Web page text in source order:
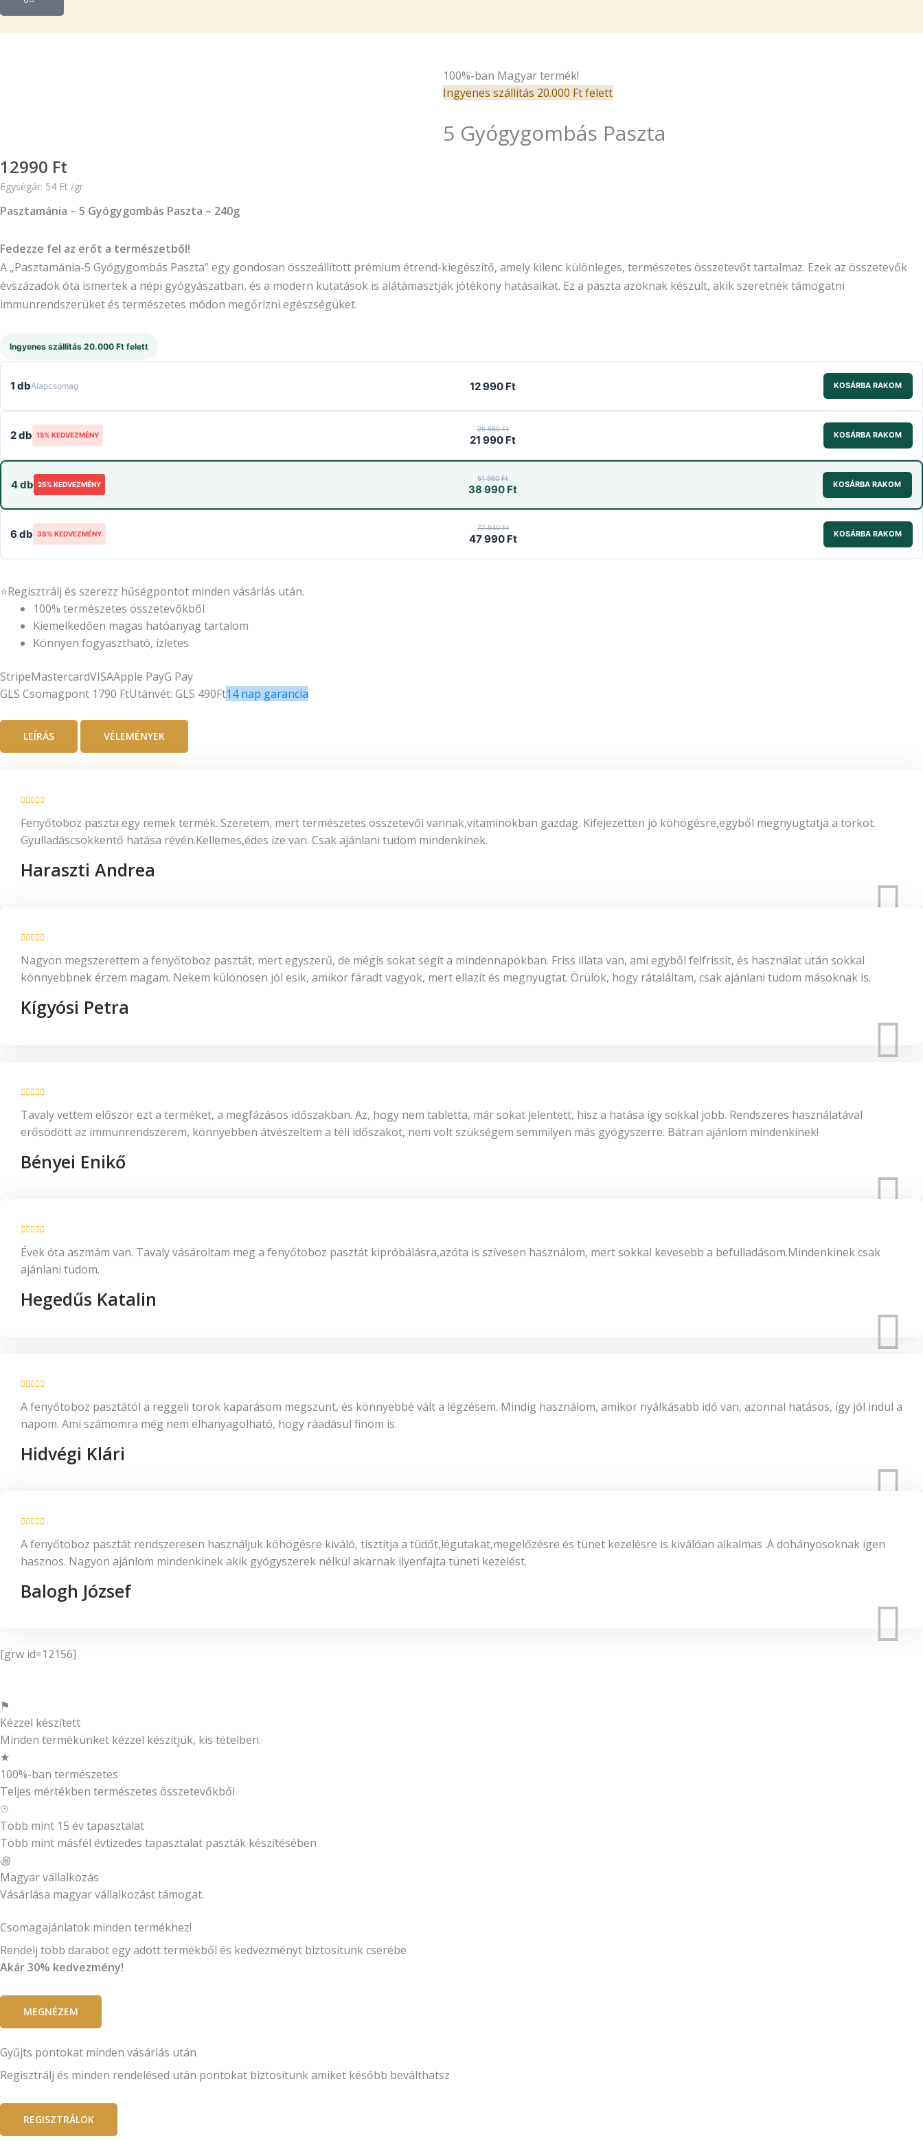
100%-ban Magyar termék!
Ingyenes szállítás 20.000 Ft felett
5 Gyógygombás Paszta
12990 Ft
Egységár: 54 Ft /gr
Pasztamánia – 5 Gyógygombás Paszta – 240g
Fedezze fel az erőt a természetből!
A „Pasztamánia-5 Gyógygombás Paszta” egy gondosan összeállított prémium étrend-kiegészítő, amely kilenc különleges, természetes összetevőt tartalmaz. Ezek az összetevők
évszázadok óta ismertek a népi gyógyászatban, és a modern kutatások is alátámasztják jótékony hatásaikat. Ez a paszta azoknak készült, akik szeretnék támogatni
immunrendszerüket és természetes módon megőrizni egészségüket.
Ingyenes szállítás 20.000 Ft felett
1 dbAlapcsomag 12 990 Ft KOSÁRBA RAKOM
2 db 15% KEDVEZMÉNY
25 980 Ft
21 990 Ft KOSÁRBA RAKOM
4 db 25% KEDVEZMÉNY
51 960 Ft
38 990 Ft KOSÁRBA RAKOM
6 db 38% KEDVEZMÉNY
77 940 Ft
47 990 Ft KOSÁRBA RAKOM
⭐Regisztrálj és szerezz hűségpontot minden vásárlás után.
100% természetes összetevőkből
Kiemelkedően magas hatóanyag tartalom
Könnyen fogyasztható, ízletes
StripeMastercardVISAApple PayG Pay
GLS Csomagpont 1790 FtUtánvét: GLS 490Ft14 nap garancia
LEÍRÁS VÉLEMÉNYEK
Fenyőtoboz paszta egy remek termék. Szeretem, mert természetes összetevői vannak,vitaminokban gazdag. Kifejezetten jó köhögésre,egyből megnyugtatja a torkot.
Gyulladáscsökkentő hatása révén.Kellemes,édes íze van. Csak ajánlani tudom mindenkinek.
Haraszti Andrea
Nagyon megszerettem a fenyőtoboz pasztát, mert egyszerű, de mégis sokat segít a mindennapokban. Friss illata van, ami egyből felfrissít, és használat után sokkal
könnyebbnek érzem magam. Nekem különösen jól esik, amikor fáradt vagyok, mert ellazít és megnyugtat. Örülök, hogy rátaláltam, csak ajánlani tudom másoknak is.
Kígyósi Petra
Tavaly vettem először ezt a terméket, a megfázásos időszakban. Az, hogy nem tabletta, már sokat jelentett, hisz a hatása így sokkal jobb. Rendszeres használatával
erősödött az immunrendszerem, könnyebben átvészeltem a téli időszakot, nem volt szükségem semmilyen más gyógyszerre. Bátran ajánlom mindenkinek!
Bényei Enikő
Évek óta aszmám van. Tavaly vásároltam meg a fenyőtoboz pasztát kipróbálásra,azóta is szívesen használom, mert sokkal kevesebb a befulladásom.Mindenkinek csak
ajánlani tudom.
Hegedűs Katalin
A fenyőtoboz pasztától a reggeli torok kaparásom megszünt, és könnyebbé vált a légzésem. Mindig használom, amikor nyálkásabb idő van, azonnal hatásos, így jól indul a
napom. Ami számomra még nem elhanyagolható, hogy ráadásul finom is.
Hidvégi Klári
A fenyőtoboz pasztát rendszeresen használjuk köhögésre kiváló, tisztítja a tüdőt,légutakat,megelőzésre és tünet kezelésre is kiválóan alkalmas .A dohányosoknak igen
hasznos. Nagyon ajánlom mindenkinek akik gyógyszerek nélkül akarnak ilyenfajta tüneti kezelést.
Balogh József
[grw id=12156]
⚑
Kézzel készített
Minden termékünket kézzel készítjük, kis tételben.
★
100%-ban természetes
Teljes mértékben természetes összetevőkből
⌚︎
Több mint 15 év tapasztalat
Több mint másfél évtizedes tapasztalat paszták készítésében
꩜
Magyar vállalkozás
Vásárlása magyar vállalkozást támogat.
Csomagajánlatok minden termékhez!
Rendelj több darabot egy adott termékből és kedvezményt biztosítunk cserébe
Akár 30% kedvezmény!
MEGNÉZEM
Gyűjts pontokat minden vásárlás után
Regisztrálj és minden rendelésed után pontokat biztosítunk amiket később beválthatsz
REGISZTRÁLOK